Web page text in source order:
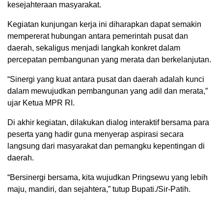
kesejahteraan masyarakat.
Kegiatan kunjungan kerja ini diharapkan dapat semakin
mempererat hubungan antara pemerintah pusat dan
daerah, sekaligus menjadi langkah konkret dalam
percepatan pembangunan yang merata dan berkelanjutan.
“Sinergi yang kuat antara pusat dan daerah adalah kunci
dalam mewujudkan pembangunan yang adil dan merata,”
ujar Ketua MPR RI.
Di akhir kegiatan, dilakukan dialog interaktif bersama para
peserta yang hadir guna menyerap aspirasi secara
langsung dari masyarakat dan pemangku kepentingan di
daerah.
“Bersinergi bersama, kita wujudkan Pringsewu yang lebih
maju, mandiri, dan sejahtera,” tutup Bupati./Sir-Patih.